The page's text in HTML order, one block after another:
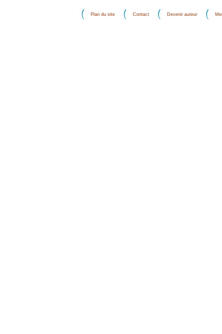
Plan du site Contact Devenir auteur